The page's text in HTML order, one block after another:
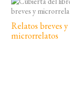
Relatos breves y
microrrelatos